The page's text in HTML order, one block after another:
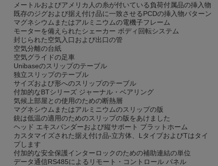
メートルおよびアメリカ人の糸が付いている負荷付属品の挿入物
既存のジグおよび据え付け品に一致させるPCDの挿入物パターン
マグネシウムまたはアルミニウムの電機子フレーム
モーターを備えられたシェーカー ボディ回転システム
封じられた空気入口および出口の管
空気分離の台紙
空気グライドの足車
Unibaseのスリップのテーブル
独立スリップのテーブル
サイズおよび形へのスリップのテーブル
付加的なBTシリーズ ジャーナル・ベアリング
気候上部屋との使用のための断熱層
マグネシウムまたはアルミニウムのスリップの版
銃は低温の適用のためのスリップの版をあけました
ヘッド エキスパンダーおよび縦サポート プラットホーム
カスタマイズされた据え付け品-立方体、LタイプおよびTはタイ
プします
付加的な安全保護インターロックのための補助連結の単位
データ通信RS485によるリモート・コントロール パネル